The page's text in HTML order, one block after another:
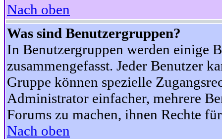
Nach oben
Was sind Benutzergruppen?
In Benutzergruppen werden einige
zusammengefasst. Jeder Benutzer
Gruppe können spezielle
Administrator einfacher, mehrere
Forums zu machen, ihnen Rechte
Nach oben